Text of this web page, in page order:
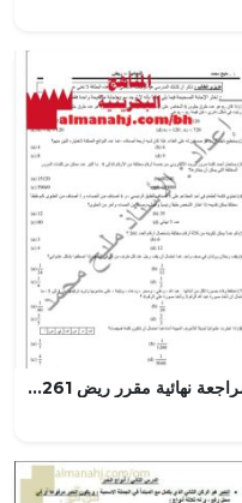
مراجعة نهائية مقرر ريض 261 (رياضيات) الثاني الثانوي